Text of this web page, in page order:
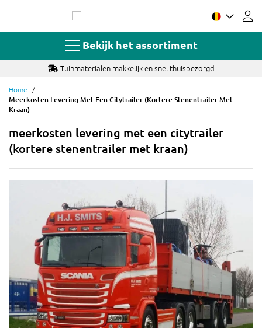
de
Bekijk het assortiment
Tuinmaterialen makkelijk en snel thuisbezorgd
Home
Meerkosten Levering Met Een Citytrailer (kortere Stenentrailer Met
Kraan)
meerkosten levering met een citytrailer
(kortere stenentrailer met kraan)